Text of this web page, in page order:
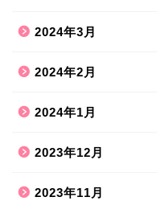
2024年3月
2024年2月
2024年1月
2023年12月
2023年11月